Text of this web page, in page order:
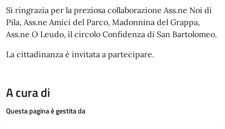
Si ringrazia per la preziosa collaborazione Ass.ne Noi di
Pila, Ass.ne Amici del Parco, Madonnina del Grappa,
Ass.ne O Leudo, il circolo Confidenza di San Bartolomeo.
La cittadinanza è invitata a partecipare.
A cura di
Questa pagina è gestita da